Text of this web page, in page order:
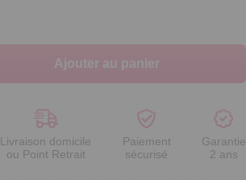
Ajouter au panier
Livraison domicile
ou Point Retrait
Paiement
sécurisé
Garantie
2 ans